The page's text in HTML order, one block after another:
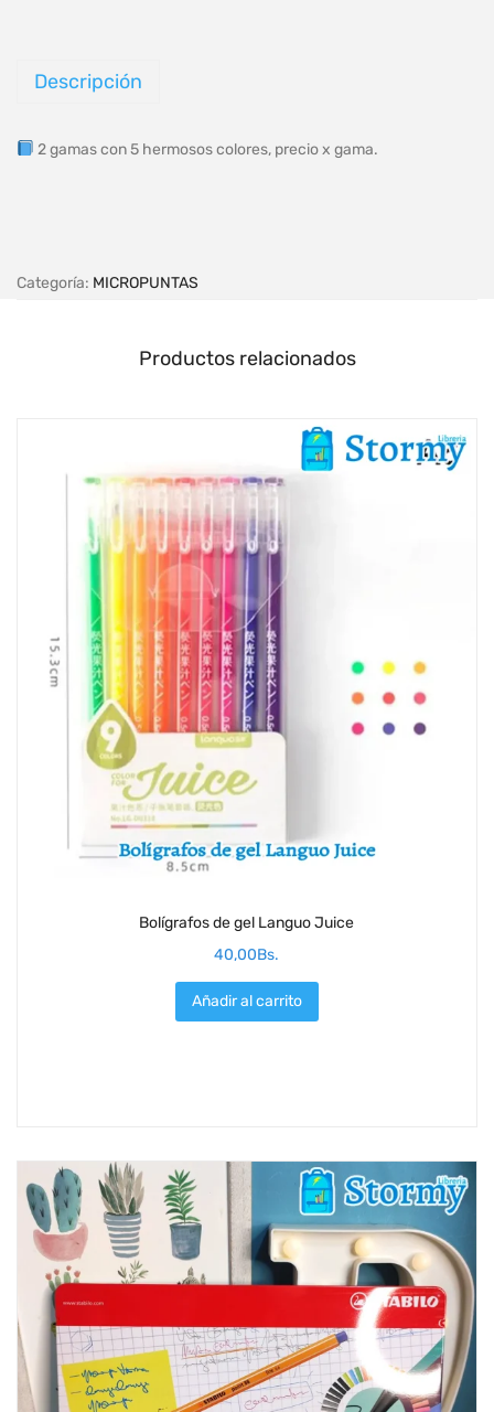
Descripción
2 gamas con 5 hermosos colores, precio x gama.
Categoría: MICROPUNTAS
Productos relacionados
Bolígrafos de gel Languo Juice
40,00Bs.
Añadir al carrito